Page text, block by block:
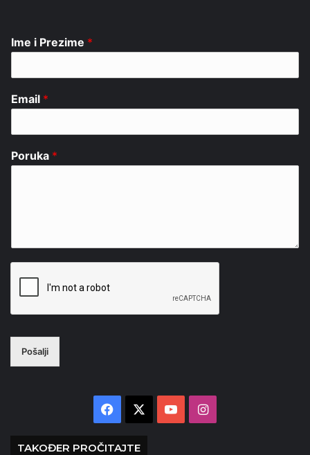
Ime i Prezime *
Email *
Poruka *
Pošalji
Facebook YouTubeInstagram
TAKOĐER PROČITAJTE